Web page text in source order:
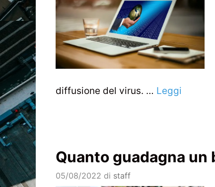
diffusione del virus. … Leggi
Quanto guadagna un
05/08/2022 di staff